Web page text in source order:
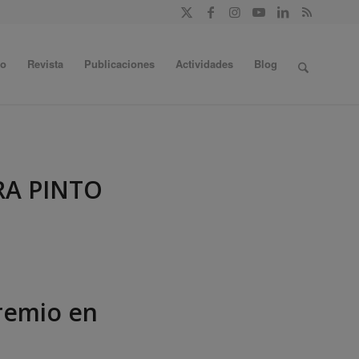
Revista Publicaciones Actividades Blog
PINTO
en